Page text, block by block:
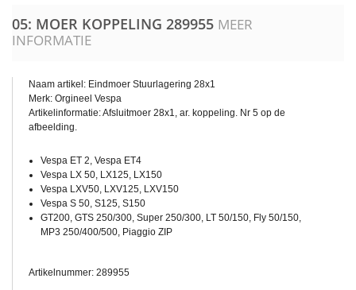
05: MOER KOPPELING 289955 MEER
INFORMATIE
Naam artikel: Eindmoer Stuurlagering 28x1
Merk: Orgineel Vespa
Artikelinformatie: Afsluitmoer 28x1, ar. koppeling. Nr 5 op de
afbeelding.
Vespa ET 2, Vespa ET4
Vespa LX 50, LX125, LX150
Vespa LXV50, LXV125, LXV150
Vespa S 50, S125, S150
GT200, GTS 250/300, Super 250/300, LT 50/150, Fly 50/150,
MP3 250/400/500, Piaggio ZIP
Artikelnummer: 289955